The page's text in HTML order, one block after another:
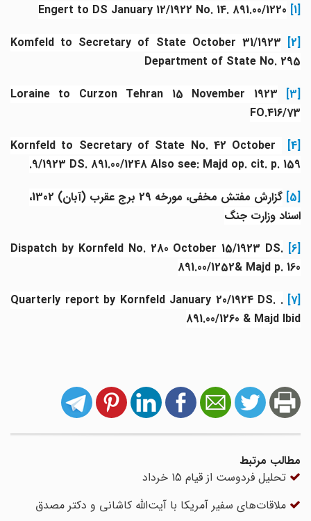
Engert to DS January 12/1922 No. 14. 891.00/1220
Komfeld to Secretary of State October 31/1923
Department of State No. 295
Loraine to Curzon Tehran 15 November 1923
FO.416/73
Kornfeld to Secretary of State No. 42 October
9/1923 DS. 891.00/1248 Also see: Majd op. cit. p. 159.
گزارش مفتش مخفی، مورخه 29 برج عقرب (آبان) 1302،
اسناد وزارت جنگ
Dispatch by Kornfeld No. 280 October 15/1923 DS.
891.00/1252& Majd p. 160
. Quarterly report by Kornfeld January 20/1924 DS.
891.00/1260 & Majd Ibid
مطالب مرتبط
تحلیل فردوست از قیام 15 خرداد
ملاقات‌های سفیر آمریکا با آیت‌الله کاشانی و دکتر مصدق